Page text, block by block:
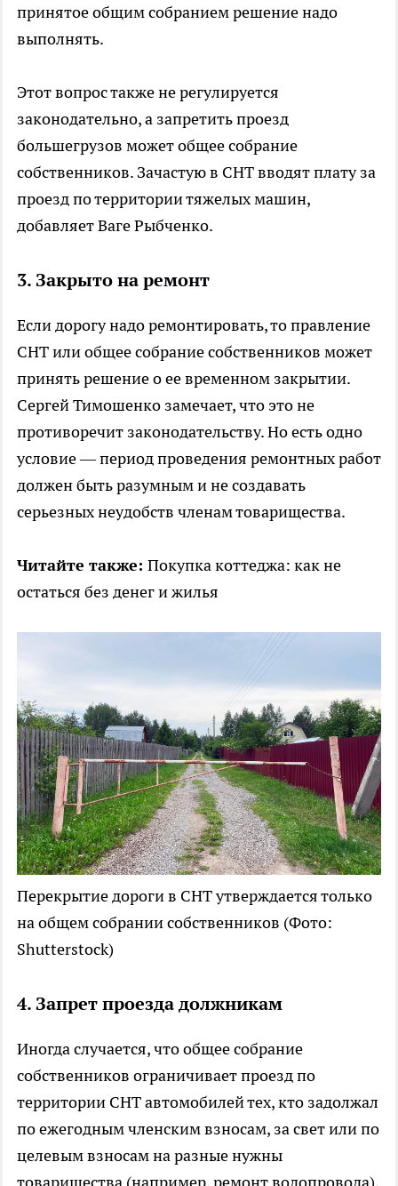
принятое общим собранием решение надо
выполнять.
Этот вопрос также не регулируется
законодательно, а запретить проезд
большегрузов может общее собрание
собственников. Зачастую в СНТ вводят плату за
проезд по территории тяжелых машин,
добавляет Ваге Рыбченко.
3. Закрыто на ремонт
Если дорогу надо ремонтировать, то правление
СНТ или общее собрание собственников может
принять решение о ее временном закрытии.
Сергей Тимошенко замечает, что это не
противоречит законодательству. Но есть одно
условие — период проведения ремонтных работ
должен быть разумным и не создавать
серьезных неудобств членам товарищества.
Читайте также: Покупка коттеджа: как не
остаться без денег и жилья
Перекрытие дороги в СНТ утверждается только
на общем собрании собственников (Фото:
Shutterstock)
4. Запрет проезда должникам
Иногда случается, что общее собрание
собственников ограничивает проезд по
территории СНТ автомобилей тех, кто задолжал
по ежегодным членским взносам, за свет или по
целевым взносам на разные нужны
товарищества (например, ремонт водопровода),